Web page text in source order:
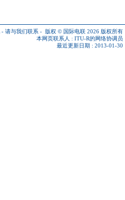
- 请与我们联系 - 版权 © 国际电联 2026 版权所有
本网页联系人 : ITU-R的网络协调员
最近更新日期 : 2013-01-30